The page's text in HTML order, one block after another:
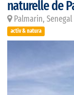
naturelle de
Palmarin, Senegal
activ & natura